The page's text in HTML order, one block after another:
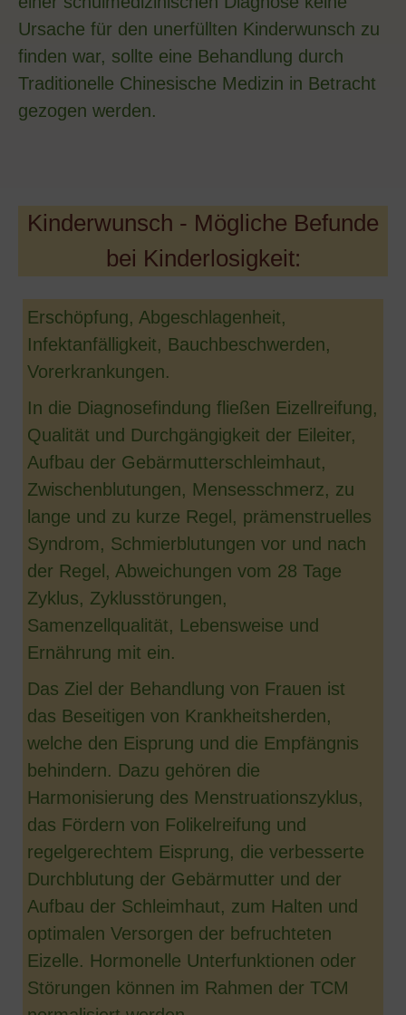
Ursache für den unerfüllten Kinderwunsch zu
finden war, sollte eine Behandlung durch
Traditionelle Chinesische Medizin in Betracht
gezogen werden.
Kinderwunsch - Mögliche Befunde
bei Kinderlosigkeit:
Erschöpfung, Abgeschlagenheit,
Infektanfälligkeit, Bauchbeschwerden,
Vorerkrankungen.
In die Diagnosefindung fließen Eizellreifung,
Qualität und Durchgängigkeit der Eileiter,
Aufbau der Gebärmutterschleimhaut,
Zwischenblutungen, Mensesschmerz, zu
lange und zu kurze Regel, prämenstruelles
Syndrom, Schmierblutungen vor und nach
der Regel, Abweichungen vom 28 Tage
Zyklus, Zyklusstörungen,
Samenzellqualität, Lebensweise und
Ernährung mit ein.
Das Ziel der Behandlung von Frauen ist
das Beseitigen von Krankheitsherden,
welche den Eisprung und die Empfängnis
behindern. Dazu gehören die
Harmonisierung des Menstruationszyklus,
das Fördern von Folikelreifung und
regelgerechtem Eisprung, die verbesserte
Durchblutung der Gebärmutter und der
Aufbau der Schleimhaut, zum Halten und
optimalen Versorgen der befruchteten
Eizelle. Hormonelle Unterfunktionen oder
Störungen können im Rahmen der TCM